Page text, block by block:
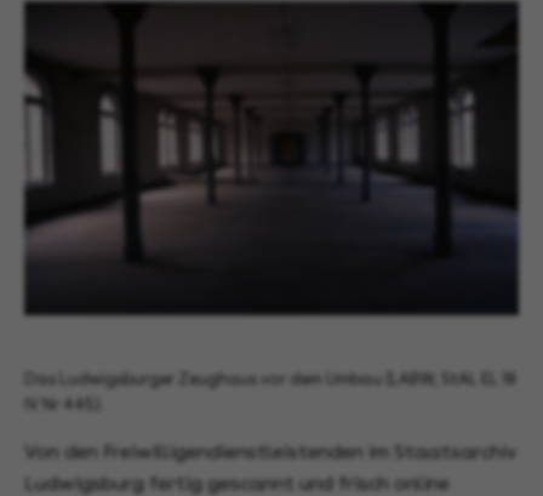
Das Ludwigsburger Zeughaus vor dem Umbau (LABW, StAL EL 18
IV Nr 445).
Von den Freiwilligendienstleistenden im Staatsarchiv
Ludwigsburg fertig gescannt und frisch online